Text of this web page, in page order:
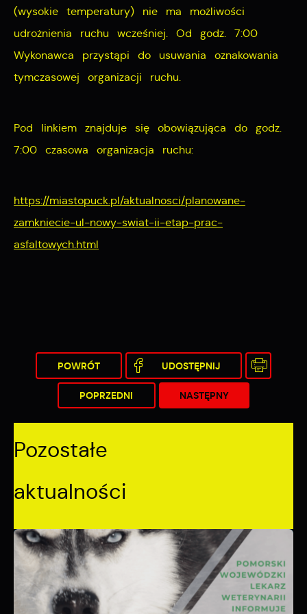
(wysokie temperatury) nie ma możliwości
udrożnienia ruchu wcześniej. Od godz. 7:00
Wykonawca przystąpi do usuwania oznakowania
tymczasowej organizacji ruchu.
Pod linkiem znajduje się obowiązująca do godz.
7:00 czasowa organizacja ruchu:
https://miastopuck.pl/aktualnosci/planowane-
zamkniecie-ul-nowy-swiat-ii-etap-prac-
asfaltowych.html
POWRÓT UDOSTĘPNIJ
POPRZEDNI NASTĘPNY
Pozostałe
aktualności
pośredników prezentujących nasze treści w postaci
wiadomości, ofert, komunikatów mediów